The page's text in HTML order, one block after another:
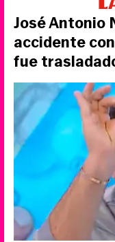
José Antonio
accidente
fue